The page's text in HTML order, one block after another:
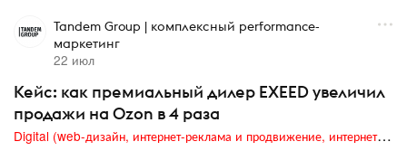
Tandem Group | комплексный performance-
маркетинг
22 июл
Кейс: как премиальный дилер EXEED увеличил
продажи на Ozon в 4 раза
Digital (web-дизайн, интернет-реклама и продвижение, интернет-сообщества и блоги, интернет-коммуникации, мобильный маркетинг, реклама на цифровых экранах)